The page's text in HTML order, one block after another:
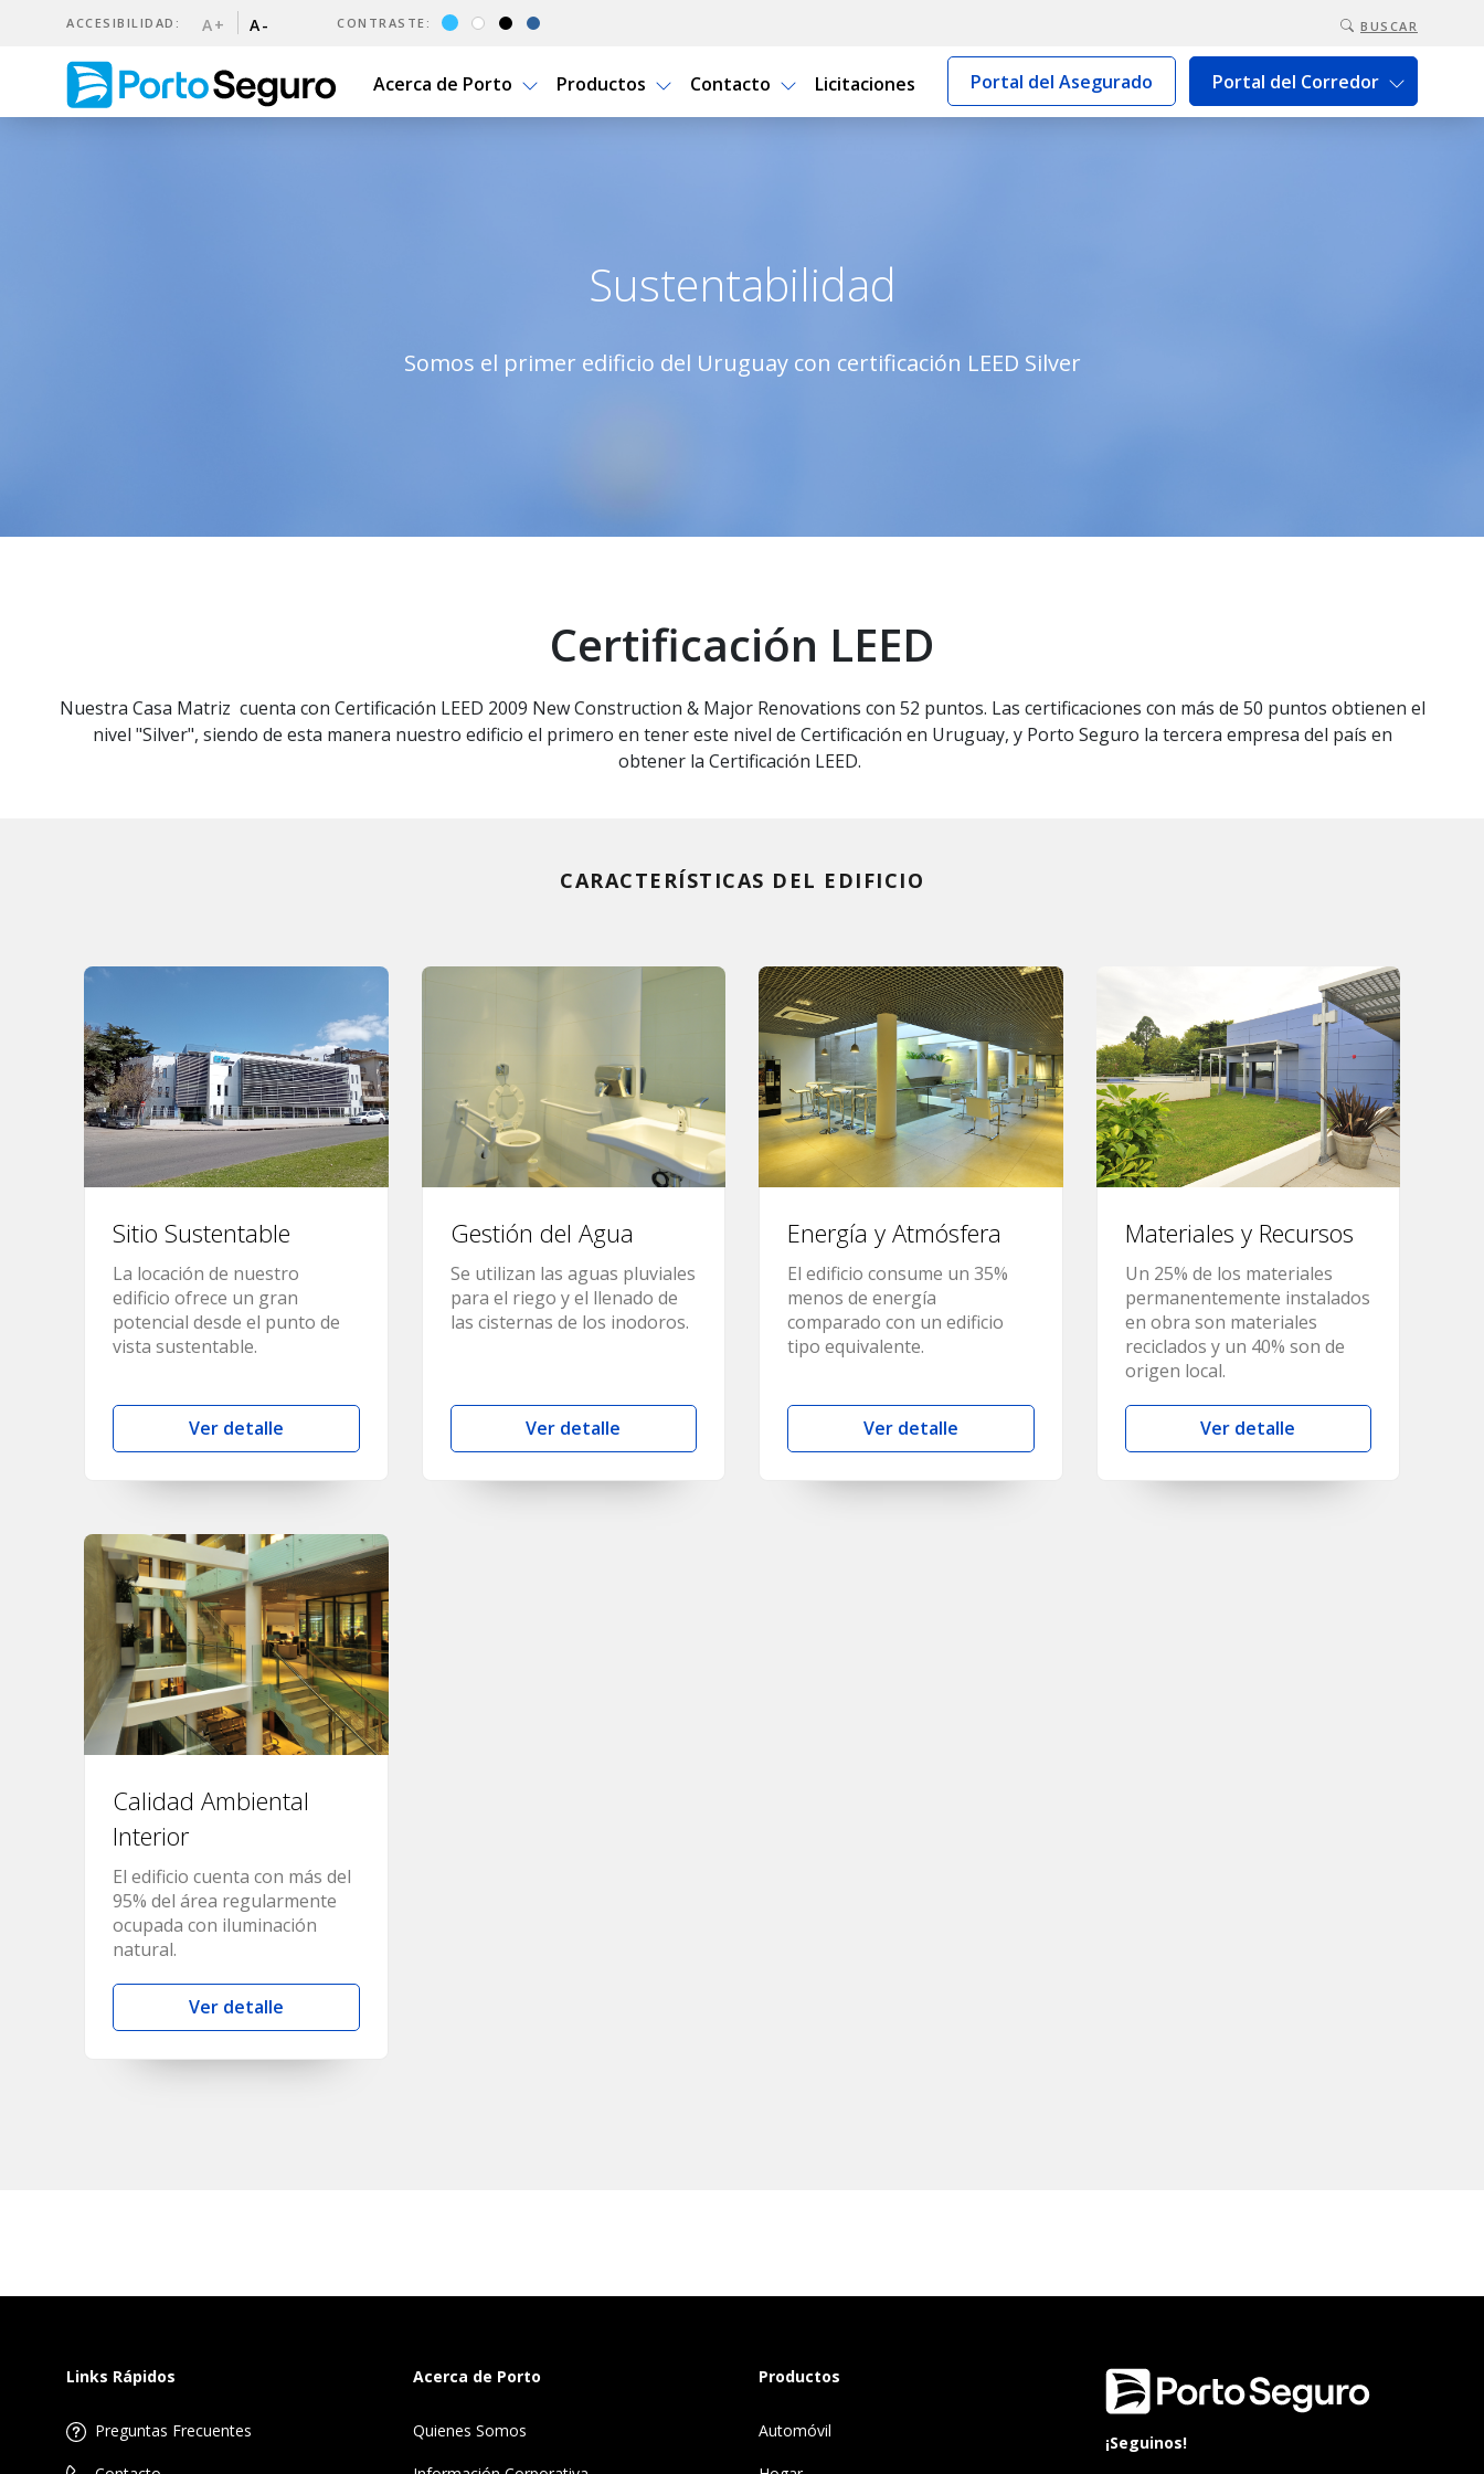
BUSCAR
ACCESIBILIDAD: A+ A- CONTRASTE:
Acerca de Porto Productos Contacto Licitaciones Portal del Asegurado Portal del Corredor
Sustentabilidad | Porto Seguro Uruguay
Sustentabilidad
Somos el primer edificio del Uruguay con certificación LEED Silver
Certificación LEED
Nuestra Casa Matriz cuenta con Certificación LEED 2009 New Construction & Major Renovations con 52 puntos. Las certificaciones con más de 50 puntos obtienen el
nivel "Silver", siendo de esta manera nuestro edificio el primero en tener este nivel de Certificación en Uruguay, y Porto Seguro la tercera empresa del país en
obtener la Certificación LEED.
CARACTERÍSTICAS DEL EDIFICIO
Sitio Sustentable
La locación de nuestro
edificio ofrece un gran
potencial desde el punto de
vista sustentable.
Ver detalle
Gestión del Agua
Se utilizan las aguas pluviales
para el riego y el llenado de
las cisternas de los inodoros.
Ver detalle
Energía y Atmósfera
El edificio consume un 35%
menos de energía
comparado con un edificio
tipo equivalente.
Ver detalle
Materiales y Recursos
Un 25% de los materiales
permanentemente instalados
en obra son materiales
reciclados y un 40% son de
origen local.
Ver detalle
Calidad Ambiental
Interior
El edificio cuenta con más del
95% del área regularmente
ocupada con iluminación
natural.
Ver detalle
Links Rápidos
Preguntas Frecuentes
Acerca de Porto
Quienes Somos
Productos
Automóvil
¡Seguinos!